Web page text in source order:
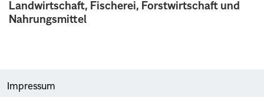
Landwirtschaft, Fischerei, Forstwirtschaft und
Nahrungsmittel
Impressum